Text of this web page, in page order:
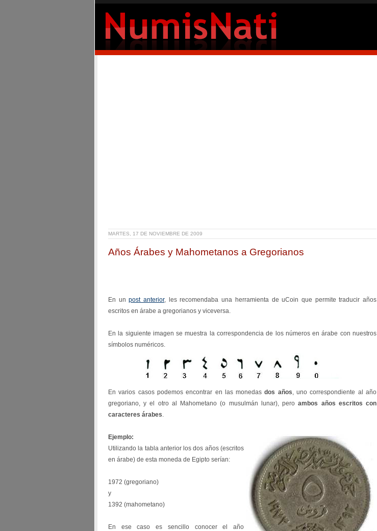
MARTES, 17 DE NOVIEMBRE DE 2009
Años Árabes y Mahometanos a Gregorianos
En unpost anterior, les recomendaba una herramienta de uCoin que permite traducir años
escritos en árabe a gregorianos y viceversa.
En la siguiente imagen se muestra la correspondencia de los números en árabe con nuestros
símbolos numéricos.
En varios casos podemos encontrar en las monedasdos años, uno correspondiente al año
gregoriano, y el otro al Mahometano (o musulmán lunar), peroambos años escritos con
caracteres árabes.
Ejemplo:
Utilizando la tabla anterior los dos años (escritos
en árabe) de esta moneda de Egipto serían:
1972 (gregoriano)
y
1392 (mahometano)
En ese caso es sencillo conocer el año